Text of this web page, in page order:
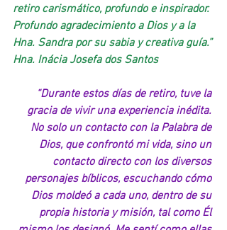
retiro carismático, profundo e inspirador.
Profundo agradecimiento a Dios y a la
Hna. Sandra por su sabia y creativa guía.”
Hna. Inácia Josefa dos Santos
“Durante estos días de retiro, tuve la
gracia de vivir una experiencia inédita.
No solo un contacto con la Palabra de
Dios, que confrontó mi vida, sino un
contacto directo con los diversos
personajes bíblicos, escuchando cómo
Dios moldeó a cada uno, dentro de su
propia historia y misión, tal como Él